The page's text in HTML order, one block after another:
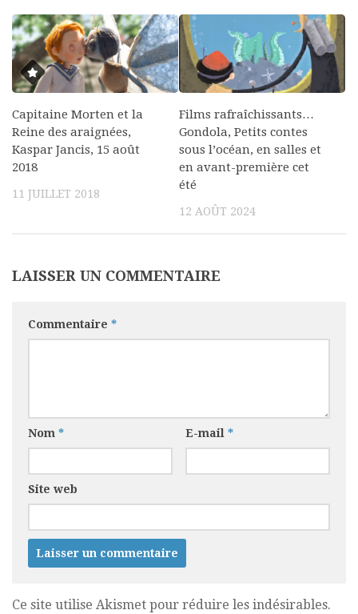
Capitaine Morten et la
Reine des araignées,
Kaspar Jancis, 15 août
2018
11 JUILLET 2018
Films rafraîchissants…
Gondola, Petits contes
sous l’océan, en salles et
en avant-première cet
été
12 AOÛT 2024
LAISSER UN COMMENTAIRE
Commentaire *
Nom * E-mail *
Site web
Ce site utilise Akismet pour réduire les indésirables.